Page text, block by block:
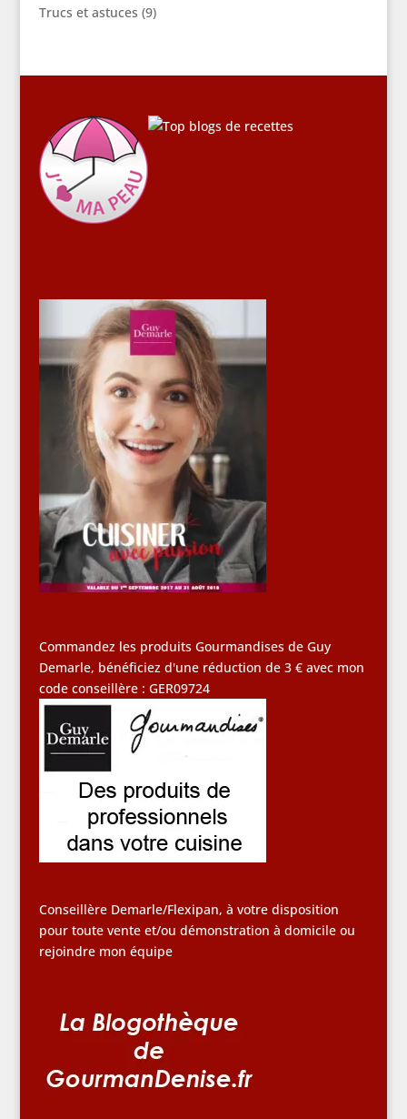
Trucs et astuces (9)
Commandez les produits Gourmandises de Guy
Demarle, bénéficiez d'une réduction de 3 € avec mon
code conseillère : GER09724
Conseillère Demarle/Flexipan, à votre disposition
pour toute vente et/ou démonstration à domicile ou
rejoindre mon équipe